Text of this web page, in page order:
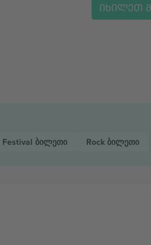
ᲘᲮᲘᲚᲔᲗ
Festival ბილეთი Rock ბილეთი